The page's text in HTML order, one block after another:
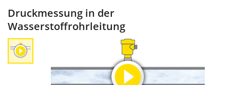
Druckmessung in der
Wasserstoffrohrleitung